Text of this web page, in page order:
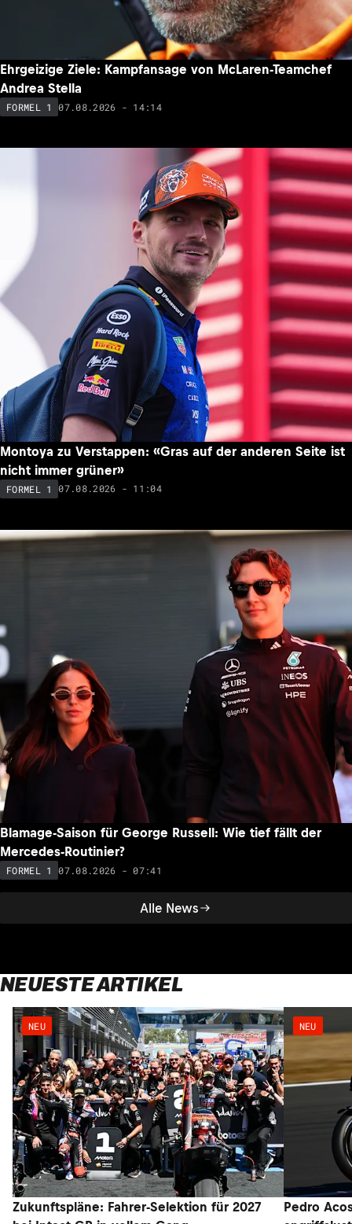
Alle News
Ehrgeizige Ziele: Kampfansage von McLaren-Teamchef
Andrea Stella
FORMEL 1 07.08.2026 - 14:14
Montoya zu Verstappen: «Gras auf der anderen Seite ist
nicht immer grüner»
FORMEL 1 07.08.2026 - 11:04
Blamage-Saison für George Russell: Wie tief fällt der
Mercedes-Routinier?
FORMEL 1 07.08.2026 - 07:41
NEUESTE ARTIKEL
NEU
Zukunftspläne: Fahrer-Selektion für 2027
NEU
Pedro